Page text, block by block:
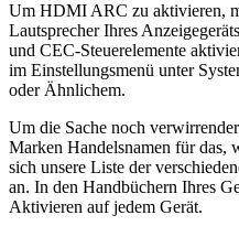
Um HDMI ARC zu aktivieren,
Lautsprecher Ihres
und CEC-Steuerelemente
im Einstellungsmenü unter
oder Ähnlichem.
Um die Sache noch
Marken Handelsnamen für das,
sich unsere Liste der
an. In den Handbüchern Ihres
Aktivieren auf jedem Gerät.